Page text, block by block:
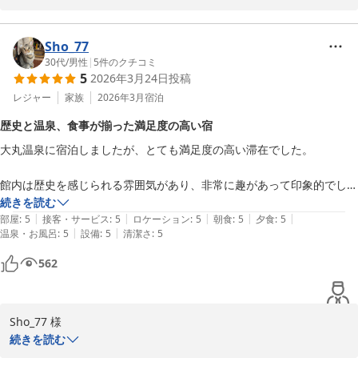
当館へのご滞在をお楽しみいただけたようで、嬉しい限りです。
充実のサービスで癒しのひとときをご堪能いただけますよう、おも
てなしさせていただきますので、
大丸温泉旅館
2026-07-16
Sho_77
30代/男性 | 5件のクチコミ
5 2026年3月24日投稿
レジャー 家族 2026年3月宿泊
歴史と温泉、食事が揃った満足度の高い宿
大丸温泉に宿泊しましたが、とても満足度の高い滞在でした。
館内は歴史を感じられる雰囲気があり、非常に趣があって印象的でし
た。今回は本館の一室に宿泊し、館内に展示されている昔の写真と同じ
部屋だったことに気づき、特別な体験になりました。将軍にまつわる歴
史もあり、ただの宿泊以上の価値を感じられます。
お食事もとても美味しく、今回はステーキをいただきましたが、脂の香
温泉も素晴らしく、特に露天風呂は開放感がありとてもリラックスでき
ました。混浴ではありますが広々としており、ゆったり入ることができ
続きを読む
部屋: 5 | 接客・サービス: 5 | ロケーション: 5 | 朝食: 5 | 夕食: 5 |
温泉・お風呂: 5 | 設備: 5 | 清潔さ: 5
562
Sho_77 様
続きを読む